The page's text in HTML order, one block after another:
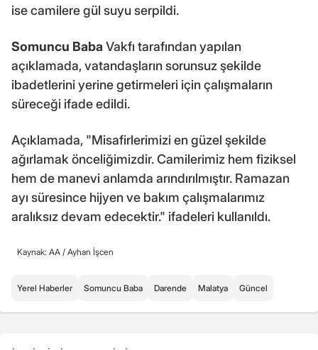
ise camilere gül suyu serpildi.
Somuncu Baba Vakfı tarafından yapılan
açıklamada, vatandaşların sorunsuz şekilde
ibadetlerini yerine getirmeleri için çalışmaların
süreceği ifade edildi.
Açıklamada, "Misafirlerimizi en güzel şekilde
ağırlamak önceliğimizdir. Camilerimiz hem fiziksel
hem de manevi anlamda arındırılmıştır. Ramazan
ayı süresince hijyen ve bakım çalışmalarımız
aralıksız devam edecektir." ifadeleri kullanıldı.
Kaynak: AA / Ayhan İşcen
Yerel Haberler Somuncu Baba Darende Malatya Güncel